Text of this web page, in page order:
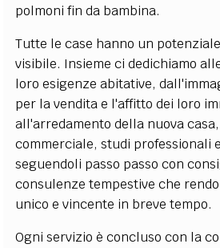
polmoni fin da bambina.
Tutte le case hanno un
visibile. Insieme ci dedichiamo
loro esigenze abitative,
per la vendita e l'affitto dei loro
all'arredamento della nuova
commerciale, studi professionali
seguendoli passo passo con
consulenze tempestive che
unico e vincente in breve tempo.
Ogni servizio è concluso con la